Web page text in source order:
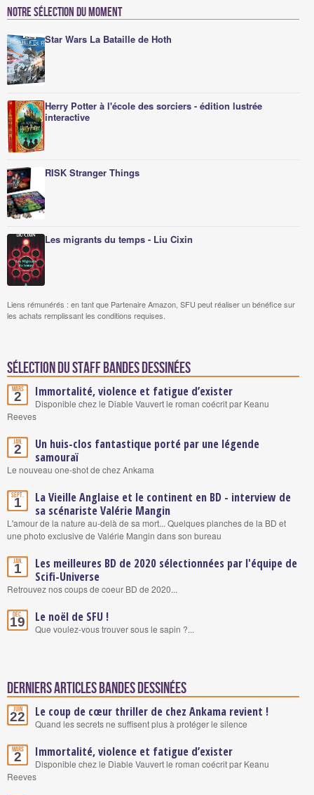
Notre sélection du moment
Star Wars La Bataille de Hoth
Herry Potter à l'école des sorciers - édition lustrée
interactive
RISK Stranger Things
Les migrants du temps - Liu Cixin
Liens rémunérés : en tant que Partenaire Amazon, SFU peut réaliser un bénéfice sur
les achats remplissant les conditions requises.
Sélection du staff Bandes Dessinées
Mars
2 Immortalité, violence et fatigue d’exister
Disponible chez le Diable Vauvert le roman coécrit par Keanu
Reeves
Jan.
2
Un huis-clos fantastique porté par une légende
samouraï
Le nouveau one-shot de chez Ankama
Sept.
1
La Vieille Anglaise et le continent en BD - interview de
sa scénariste Valérie Mangin
L'amour de la nature au-delà de sa mort... Quelques planches de la BD et
une photo exclusive de Valérie Mangin dans son bureau
Jan.
1
Les meilleures BD de 2020 sélectionnées par l'équipe de
Scifi-Universe
Retrouvez nos coups de coeur BD de 2020...
Déc.
19 Le noël de SFU !
Que voulez-vous trouver sous le sapin ?...
Derniers articles Bandes Dessinées
Juin
22 Le coup de cœur thriller de chez Ankama revient !
Quand les secrets ne suffisent plus à protéger le silence
Mars
2 Immortalité, violence et fatigue d’exister
Disponible chez le Diable Vauvert le roman coécrit par Keanu
Reeves